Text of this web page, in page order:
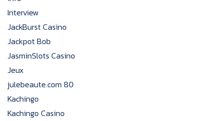
Interview
JackBurst Casino
Jackpot Bob
JasminSlots Casino
Jeux
julebeaute.com 80
Kachingo
Kachingo Casino